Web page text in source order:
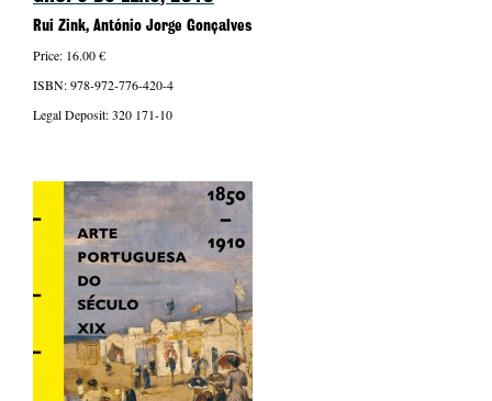
Rui Zink, António Jorge Gonçalves
Price: 16.00 €
ISBN: 978-972-776-420-4
Legal Deposit: 320 171-10